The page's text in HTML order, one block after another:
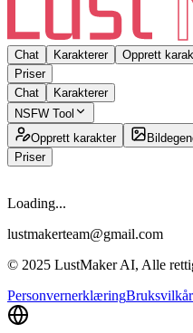
Chat Karakterer Opprett
Priser
Chat
Karakterer
NSFW Tool
Opprett karakter
Priser
Loading...
lustmakerteam@gmail.com
© 2025 LustMaker AI, Alle
PersonvernerklæringBruksvilkår